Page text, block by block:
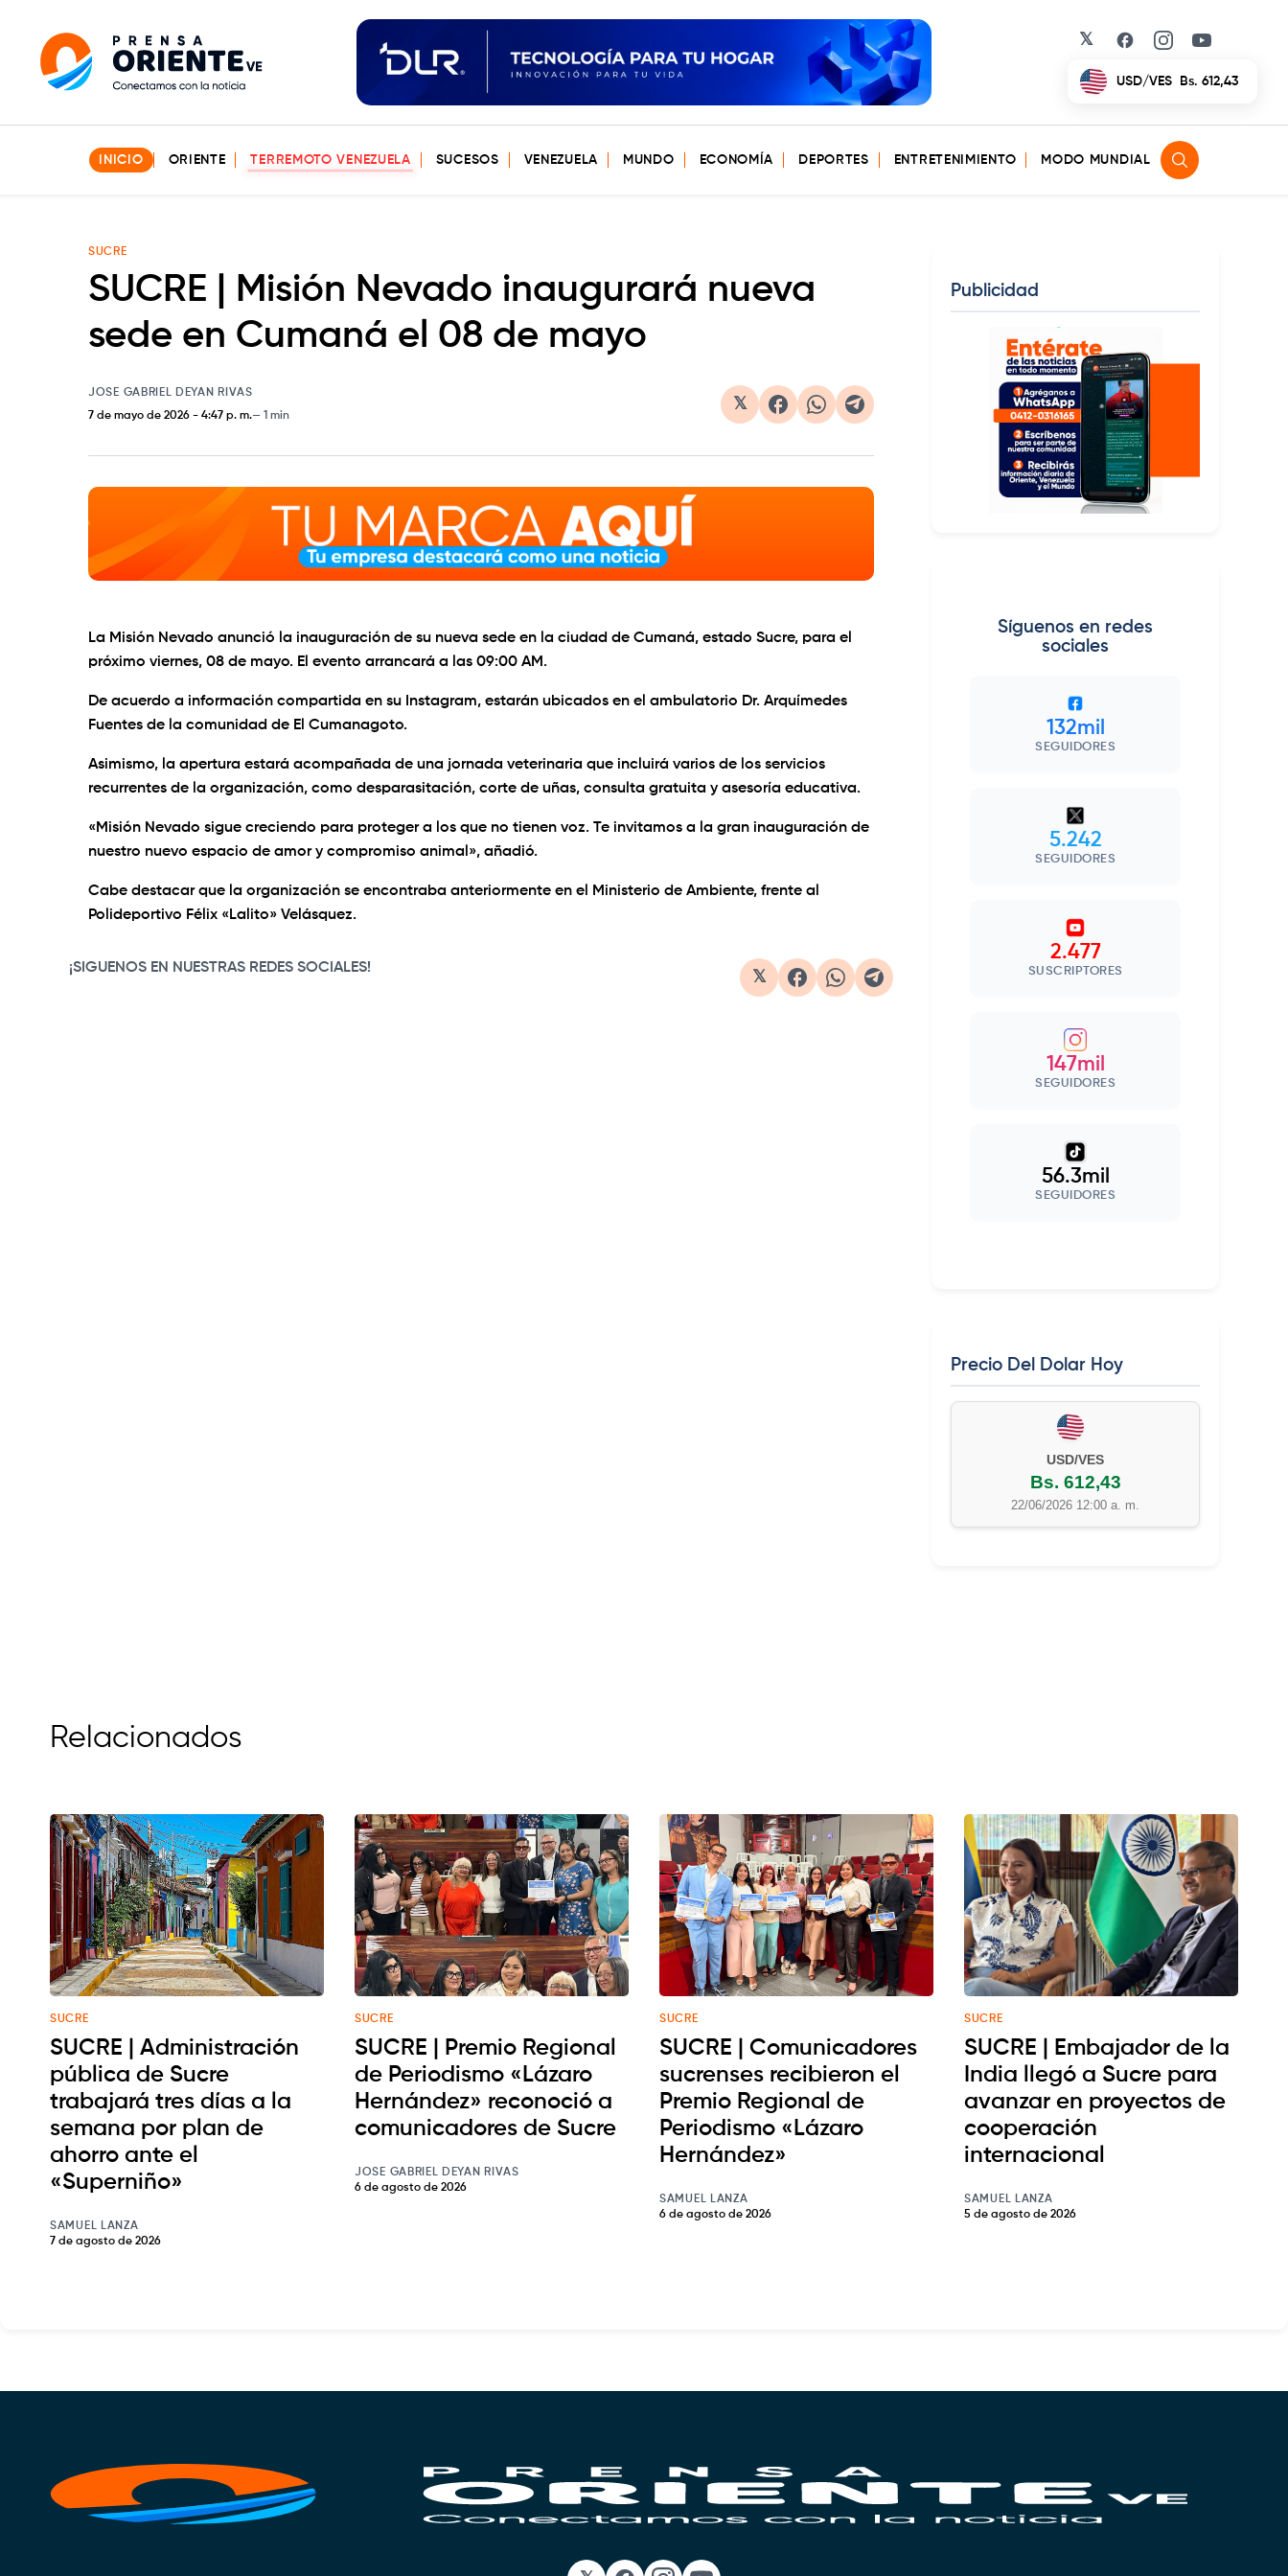
𝕏 Facebook
Instagram
YouTube
EUR/VES Bs. 702,42
INICIO ORIENTE TERREMOTO VENEZUELA SUCESOS VENEZUELA MUNDO ECONOMÍA DEPORTES ENTRETENIMIENTO MODO MUNDIAL
SUCRE
SUCRE | Misión Nevado inaugurará nueva
sede en Cumaná el 08 de mayo
JOSE GABRIEL DEYAN RIVAS
7 de mayo de 2026 - 4:47 p. m. 1 min
𝕏
La Misión Nevado anunció la inauguración de su nueva sede en la ciudad de Cumaná, estado Sucre, para el
próximo viernes, 08 de mayo. El evento arrancará a las 09:00 AM.
De acuerdo a información compartida en su Instagram, estarán ubicados en el ambulatorio Dr. Arquímedes
Fuentes de la comunidad de El Cumanagoto.
Asimismo, la apertura estará acompañada de una jornada veterinaria que incluirá varios de los servicios
recurrentes de la organización, como desparasitación, corte de uñas, consulta gratuita y asesoría educativa.
«Misión Nevado sigue creciendo para proteger a los que no tienen voz. Te invitamos a la gran inauguración de
nuestro nuevo espacio de amor y compromiso animal», añadió.
Cabe destacar que la organización se encontraba anteriormente en el Ministerio de Ambiente, frente al
Polideportivo Félix «Lalito» Velásquez.
¡SIGUENOS EN NUESTRAS REDES SOCIALES!
𝕏
Publicidad
Síguenos en redes
sociales
132mil
SEGUIDORES
5.242
SEGUIDORES
2.477
SUSCRIPTORES
147mil
SEGUIDORES
56.3mil
SEGUIDORES
Precio Del Dolar Hoy
EUR/VES
Bs. 702,42
22/06/2026 12:00 a. m.
Relacionados
SUCRE
SUCRE | Administración
pública de Sucre
trabajará tres días a la
semana por plan de
ahorro ante el
«Superniño»
SAMUEL LANZA
7 de agosto de 2026
SUCRE
SUCRE | Premio Regional
de Periodismo «Lázaro
Hernández» reconoció a
comunicadores de Sucre
JOSE GABRIEL DEYAN RIVAS
6 de agosto de 2026
SUCRE
SUCRE | Comunicadores
sucrenses recibieron el
Premio Regional de
Periodismo «Lázaro
Hernández»
SAMUEL LANZA
6 de agosto de 2026
SUCRE
SUCRE | Embajador de la
India llegó a Sucre para
avanzar en proyectos de
cooperación
internacional
SAMUEL LANZA
5 de agosto de 2026